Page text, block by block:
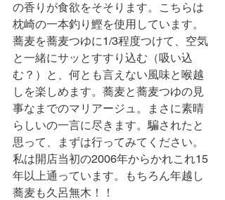
の香りが食欲をそそります。こちらは
枕崎の一本釣り鰹を使用しています。
蕎麦を蕎麦つゆに1/3程度つけて、空気
と一緒にサッとすすり込む（吸い込
む？）と、何とも言えない風味と喉越
しを楽しめます。蕎麦と蕎麦つゆの見
事なまでのマリアージュ。まさに素晴
らしいの一言に尽きます。騙されたと
思って、まずは行ってみてください。
私は開店当初の2006年からかれこれ15
年以上通っています。もちろん年越し
蕎麦も久呂無木！！